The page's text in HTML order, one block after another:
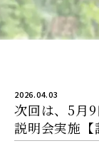
2026.04.03
次回は、5月
説明会実施【